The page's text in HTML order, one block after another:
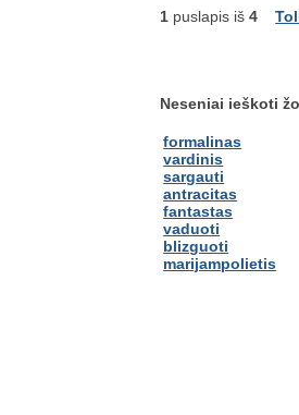
1 puslapis iš4
Neseniai ieškoti
formalinas
vardinis
sargauti
antracitas
fantastas
vaduoti
blizguoti
marijampolietis